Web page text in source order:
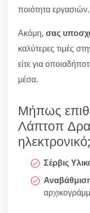
ποιότητα εργασιών.
Ακόμη, σας
καλύτερες τιμές
είτε για
μέσα.
Μήπως
Λάπτοπ
ηλεκτρονικό;
Σέρβις